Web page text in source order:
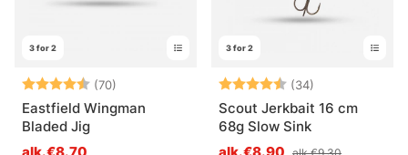
3 for 2
Arvio: (70)
4.5 5:sta tähdestä
Eastfield Wingman
Bladed Jig
alk.€8.70
3 for 2
Arvio: (34)
Scout Jerkbait 16 cm
68g Slow Sink
alk.€8.90